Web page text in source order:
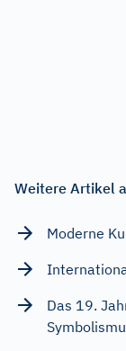
Weitere Artikel
Moderne
Das 19.